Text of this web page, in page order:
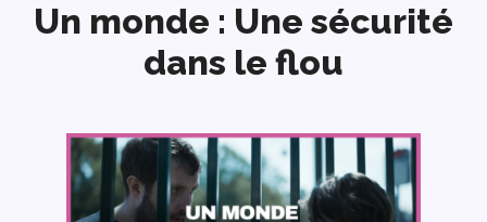
Un monde : Une sécurité
dans le flou